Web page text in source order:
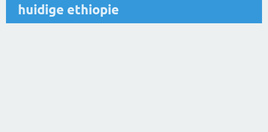
huidige ethiopie